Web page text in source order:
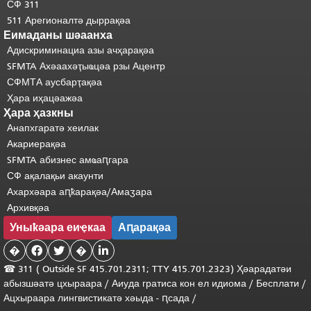
СФ 311
511 Арегионалтә дыррақәа
Еимаданы шәаанха
Адискриминациа азы ачҳарақәа
SFMTA Ахәаахәҭыҩцәа рзы Ацентр
СФМТА аусбарҭақәа
Ҳара иҳацәажәа
Ҳара ҳазкны
Анапхгаратә хеилак
Акариерақәа
SFMTA абизнес амҩаԥгара
СФ ақалақьи акаунти
Ахархәара аԥҟарақәа/Амаӡара
Архивқәа
Уныҟәара еиҿкаа Аԥарақәа
�   � 
☎ 311 ( Outside SF 415.701.2311; TTY 415.701.2323) Ҳәарадатәи
абызшәатә цхыраара / Аиуда гратиса кон ел идиома / Бесплати /
Ацхыраара лингвистикатә хәыда - ԥсада /